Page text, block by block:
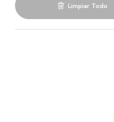
Limpiar Todo